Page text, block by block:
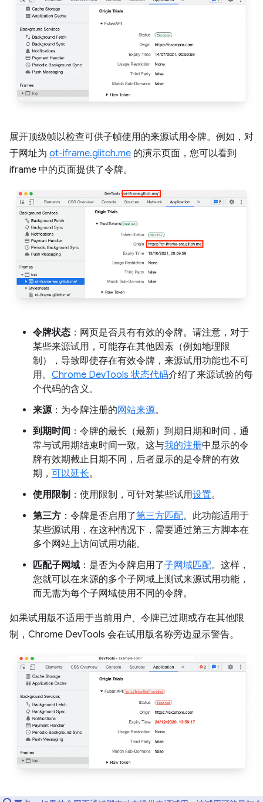
展开顶级帧以检查可供子帧使用的来源试用令牌。例如，对
于网址为 ot-iframe.glitch.me 的演示页面，您可以看到
iframe 中的页面提供了令牌。
令牌状态 ：网页是否具有有效的令牌。请注意，对于
某些来源试用，可能存在其他因素（例如地理限
制），导致即使存在有效令牌，来源试用功能也不可
用。 Chrome DevTools 状态代码介绍了来源试验的每
个代码的含义。
来源：为令牌注册的网站来源。
到期时间 ：令牌的最长（最新）到期日期和时间，通
常与试用期结束时间一致。这与我的注册中显示的令
牌有效期截止日期不同，后者显示的是令牌的有效
期， 可以延长。
使用限制 ：使用限制，可针对某些试用设置。
第三方 ：令牌是否启用了第三方匹配。此功能适用于
某些源试用，在这种情况下，需要通过第三方脚本在
多个网站上访问试用功能。
匹配子网域 ：是否为令牌启用了子网域匹配。这样，
您就可以在来源的多个子网域上测试来源试用功能，
而无需为每个子网域使用不同的令牌。
如果试用版不适用于当前用户、令牌已过期或存在其他限
制，Chrome DevTools 会在试用版名称旁边显示警告。